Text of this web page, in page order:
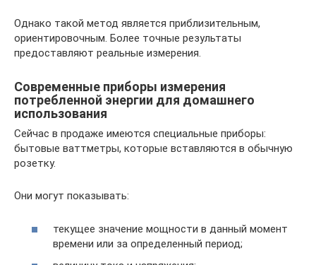
Однако такой метод является приблизительным,
ориентировочным. Более точные результаты
предоставляют реальные измерения.
Современные приборы измерения
потребленной энергии для домашнего
использования
Сейчас в продаже имеются специальные приборы:
бытовые ваттметры, которые вставляются в обычную
розетку.
Они могут показывать:
текущее значение мощности в данный момент
времени или за определенный период;